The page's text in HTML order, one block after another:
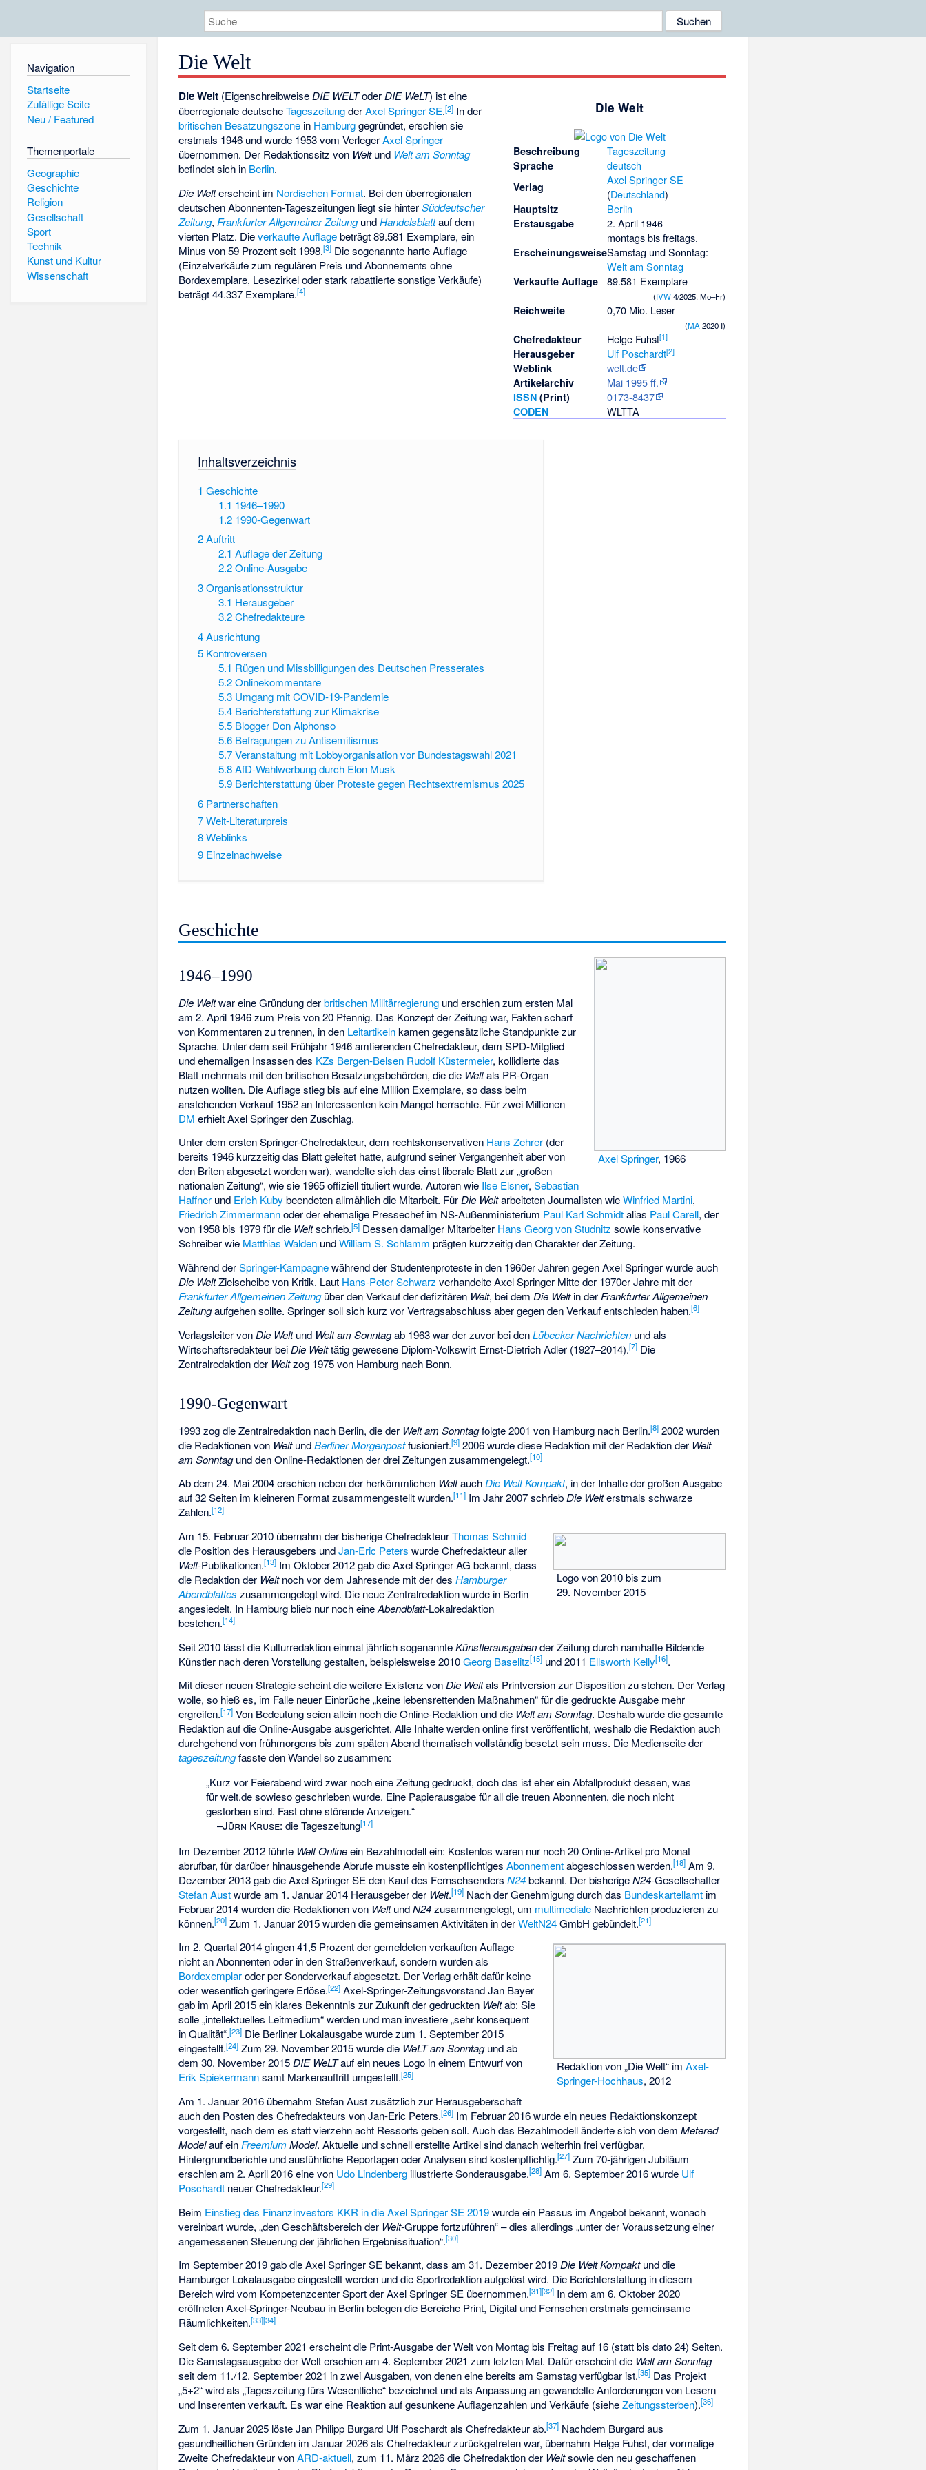
Navigation
Startseite
Zufällige Seite
Neu / Featured
Themenportale
Geographie
Geschichte
Religion
Gesellschaft
Sport
Technik
Kunst und Kultur
Wissenschaft
Die Welt
Die Welt
Beschreibung Tageszeitung
Sprache deutsch
Verlag
Axel Springer SE
(Deutschland)
Hauptsitz Berlin
Erstausgabe 2. April 1946
Erscheinungsweise
montags bis freitags,
Samstag und Sonntag:
Welt am Sonntag
Verkaufte Auflage 89.581 Exemplare
(IVW4/2025, Mo–Fr)
Reichweite 0,70 Mio. Leser
(MA 2020 I)
Chefredakteur Helge Fuhst[1]
Herausgeber Ulf Poschardt[2]
Weblink welt.de
Artikelarchiv Mai 1995 ff.
ISSN (Print) 0173-8437
CODEN WLTTA
Die Welt (EigenschreibweiseDIE WELToderDIE WeLT) ist eine
überregionale deutscheTageszeitungderAxel Springer SE.[2] In der
britischen Besatzungszone in Hamburggegründet, erschien sie
erstmals 1946 und wurde 1953 vom VerlegerAxel Springer
übernommen. Der Redaktionssitz von Weltund Welt am Sonntag
befindet sich in Berlin.
Die Welterscheint im Nordischen Format. Bei den überregionalen
deutschen Abonnenten-Tageszeitungen liegt sie hinterSüddeutscher
Zeitung, Frankfurter Allgemeiner ZeitungundHandelsblattauf dem
vierten Platz. Dieverkaufte Auflagebeträgt 89.581 Exemplare, ein
Minus von 59 Prozent seit 1998.[3] Die sogenannte harte Auflage
(Einzelverkäufe zum regulären Preis und Abonnements ohne
Bordexemplare, Lesezirkel oder stark rabattierte sonstige Verkäufe)
beträgt 44.337 Exemplare.[4]
Inhaltsverzeichnis
1 Geschichte
1.1 1946–1990
1.2 1990-Gegenwart
2Auftritt
2.1 Auflage der Zeitung
2.2 Online-Ausgabe
3Organisationsstruktur
3.1 Herausgeber
3.2 Chefredakteure
4Ausrichtung
5 Kontroversen
5.1 Rügen und Missbilligungen des Deutschen Presserates
5.2 Onlinekommentare
5.3 Umgang mit COVID-19-Pandemie
5.4 Berichterstattung zur Klimakrise
5.5 Blogger Don Alphonso
5.6 Befragungen zu Antisemitismus
5.7 Veranstaltung mit Lobbyorganisation vor Bundestagswahl 2021
5.8 AfD-Wahlwerbung durch Elon Musk
5.9 Berichterstattung über Proteste gegen Rechtsextremismus 2025
6 Partnerschaften
7Welt-Literaturpreis
8Weblinks
9 Einzelnachweise
Geschichte
Axel Springer, 1966
1946–1990
Die Weltwar eine Gründung derbritischen Militärregierung und erschien zum ersten Mal
am 2. April 1946 zum Preis von 20 Pfennig. Das Konzept der Zeitung war, Fakten scharf
von Kommentaren zu trennen, in den Leitartikelnkamen gegensätzliche Standpunkte zur
Sprache. Unter dem seit Frühjahr 1946 amtierenden Chefredakteur, dem SPD-Mitglied
und ehemaligen Insassen des KZs Bergen-Belsen Rudolf Küstermeier, kollidierte das
Blatt mehrmals mit den britischen Besatzungsbehörden, die die Weltals PR-Organ
nutzen wollten. Die Auflage stieg bis auf eine Million Exemplare, so dass beim
anstehenden Verkauf 1952 an Interessenten kein Mangel herrschte. Für zwei Millionen
DM erhielt Axel Springer den Zuschlag.
Unter dem ersten Springer-Chefredakteur, dem rechtskonservativen Hans Zehrer (der
bereits 1946 kurzzeitig das Blatt geleitet hatte, aufgrund seiner Vergangenheit aber von
den Briten abgesetzt worden war), wandelte sich das einst liberale Blatt zur „großen
nationalen Zeitung“, wie sie 1965 offiziell tituliert wurde. Autoren wie Ilse Elsner,Sebastian
Haffner und Erich Kuby beendeten allmählich die Mitarbeit. FürDie Weltarbeiteten Journalisten wieWinfried Martini,
Friedrich Zimmermannoder der ehemalige Pressechef im NS-Außenministerium Paul Karl Schmidtalias Paul Carell, der
von 1958 bis 1979 für die Weltschrieb.[5] Dessen damaliger Mitarbeiter Hans Georg von Studnitz sowie konservative
Schreiber wie Matthias Walden undWilliam S. Schlamm prägten kurzzeitig den Charakter der Zeitung.
Während derSpringer-Kampagnewährend der Studentenproteste in den 1960er Jahren gegen Axel Springer wurde auch
Die WeltZielscheibe von Kritik. Laut Hans-Peter Schwarz verhandelte Axel Springer Mitte der 1970er Jahre mit der
Frankfurter Allgemeinen Zeitungüber den Verkauf der defizitären Welt, bei demDie Weltin der Frankfurter Allgemeinen
Zeitungaufgehen sollte. Springer soll sich kurz vor Vertragsabschluss aber gegen den Verkauf entschieden haben.[6]
Verlagsleiter vonDie Weltund Welt am Sonntagab 1963 war der zuvor bei denLübecker Nachrichten und als
Wirtschaftsredakteur beiDie Welttätig gewesene Diplom-Volkswirt Ernst-Dietrich Adler (1927–2014).[7] Die
Zentralredaktion der Weltzog 1975 von Hamburg nach Bonn.
1990-Gegenwart
1993 zog die Zentralredaktion nach Berlin, die der Welt am Sonntagfolgte 2001 von Hamburg nach Berlin.[8] 2002 wurden
die Redaktionen von WeltundBerliner Morgenpostfusioniert.[9] 2006 wurde diese Redaktion mit der Redaktion der Welt
am Sonntagund den Online-Redaktionen der drei Zeitungen zusammengelegt.[10]
Ab dem 24. Mai 2004 erschien neben der herkömmlichen WeltauchDie Welt Kompakt, in der Inhalte der großen Ausgabe
auf 32 Seiten im kleineren Format zusammengestellt wurden.[11] Im Jahr 2007 schriebDie Welterstmals schwarze
Zahlen.[12]
Logo von 2010 bis zum
29. November 2015
Am 15. Februar 2010 übernahm der bisherige ChefredakteurThomas Schmid
die Position des Herausgebers undJan-Eric Peters wurde Chefredakteur aller
Welt-Publikationen.[13] Im Oktober 2012 gab die Axel Springer AG bekannt, dass
die Redaktion der Weltnoch vor dem Jahresende mit der desHamburger
Abendblattes zusammengelegt wird. Die neue Zentralredaktion wurde in Berlin
angesiedelt. In Hamburg blieb nur noch eineAbendblatt-Lokalredaktion
bestehen.[14]
Seit 2010 lässt die Kulturredaktion einmal jährlich sogenannteKünstlerausgabender Zeitung durch namhafte Bildende
Künstler nach deren Vorstellung gestalten, beispielsweise 2010Georg Baselitz[15] und 2011 Ellsworth Kelly[16].
Mit dieser neuen Strategie scheint die weitere Existenz vonDie Weltals Printversion zur Disposition zu stehen. Der Verlag
wolle, so hieß es, im Falle neuer Einbrüche „keine lebensrettenden Maßnahmen“ für die gedruckte Ausgabe mehr
ergreifen.[17] Von Bedeutung seien allein noch die Online-Redaktion und die Welt am Sonntag. Deshalb wurde die gesamte
Redaktion auf die Online-Ausgabe ausgerichtet. Alle Inhalte werdenonline firstveröffentlicht, weshalb die Redaktion auch
durchgehend von frühmorgens bis zum späten Abend thematisch vollständig besetzt sein muss. Die Medienseite der
tageszeitungfasste den Wandel so zusammen:
„Kurz vor Feierabend wird zwar noch eine Zeitung gedruckt, doch das ist eher ein Abfallprodukt dessen, was
für welt.de sowieso geschrieben wurde. Eine Papierausgabe für all die treuen Abonnenten, die noch nicht
gestorben sind. Fast ohne störende Anzeigen.“
–Jürn Kruse: die Tageszeitung[17]
Im Dezember 2012 führte Welt Onlineein Bezahlmodell ein: Kostenlos waren nur noch 20 Online-Artikel pro Monat
abrufbar, für darüber hinausgehende Abrufe musste ein kostenpflichtigesAbonnementabgeschlossen werden.[18] Am 9.
Dezember 2013 gab die Axel Springer SE den Kauf des FernsehsendersN24bekannt. Der bisherigeN24-Gesellschafter
Stefan Austwurde am 1. Januar 2014 Herausgeber der Welt.[19] Nach der Genehmigung durch das Bundeskartellamt im
Februar 2014 wurden die Redaktionen von WeltundN24zusammengelegt, um multimediale Nachrichten produzieren zu
können.[20] Zum 1. Januar 2015 wurden die gemeinsamen Aktivitäten in derWeltN24GmbH gebündelt.[21]
Redaktion von „Die Welt“ imAxel-
Springer-Hochhaus, 2012
Im 2. Quartal 2014 gingen 41,5 Prozent der gemeldeten verkauften Auflage
nicht an Abonnenten oder in den Straßenverkauf, sondern wurden als
Bordexemplaroder per Sonderverkauf abgesetzt. Der Verlag erhält dafür keine
oder wesentlich geringere Erlöse.[22] Axel-Springer-ZeitungsvorstandJan Bayer
gab im April 2015 ein klares Bekenntnis zur Zukunft der gedruckten Weltab: Sie
solle „intellektuelles Leitmedium“ werden und man investiere „sehr konsequent
in Qualität“.[23] Die Berliner Lokalausgabe wurde zum 1. September 2015
eingestellt.[24] Zum 29. November 2015 wurde die WeLT am Sonntagund ab
dem 30. November 2015DIE WeLTauf ein neues Logo in einem Entwurf von
Erik Spiekermannsamt Markenauftritt umgestellt.[25]
Am 1. Januar 2016 übernahm Stefan Aust zusätzlich zur Herausgeberschaft
auch den Posten des Chefredakteurs von Jan-Eric Peters.[26] Im Februar 2016 wurde ein neues Redaktionskonzept
vorgestellt, nach dem es statt vierzehn acht Ressorts geben soll. Auch das Bezahlmodell änderte sich von demMetered
Modelauf ein Freemium Model. Aktuelle und schnell erstellte Artikel sind danach weiterhin frei verfügbar,
Hintergrundberichte und ausführliche Reportagen oder Analysen sind kostenpflichtig.[27] Zum 70-jährigen Jubiläum
erschien am 2. April 2016 eine von Udo Lindenberg illustrierte Sonderausgabe.[28] Am 6. September 2016 wurde Ulf
Poschardt neuer Chefredakteur.[29]
Beim Einstieg des Finanzinvestors KKR in die Axel Springer SE 2019wurde ein Passus im Angebot bekannt, wonach
vereinbart wurde, „den Geschäftsbereich der Welt-Gruppe fortzuführen“ – dies allerdings „unter der Voraussetzung einer
angemessenen Steuerung der jährlichen Ergebnissituation“.[30]
Im September 2019 gab die Axel Springer SE bekannt, dass am 31. Dezember 2019Die Welt Kompaktund die
Hamburger Lokalausgabe eingestellt werden und die Sportredaktion aufgelöst wird. Die Berichterstattung in diesem
Bereich wird vom Kompetenzcenter Sport der Axel Springer SE übernommen.[31][32] In dem am 6. Oktober 2020
eröffneten Axel-Springer-Neubau in Berlin belegen die Bereiche Print, Digital und Fernsehen erstmals gemeinsame
Räumlichkeiten.[33][34]
Seit dem 6. September 2021 erscheint die Print-Ausgabe der Welt von Montag bis Freitag auf 16 (statt bis dato 24) Seiten.
Die Samstagsausgabe der Welt erschien am 4. September 2021 zum letzten Mal. Dafür erscheint die Welt am Sonntag
seit dem 11./12. September 2021 in zwei Ausgaben, von denen eine bereits am Samstag verfügbar ist.[35] Das Projekt
„5+2“ wird als „Tageszeitung fürs Wesentliche“ bezeichnet und als Anpassung an gewandelte Anforderungen von Lesern
und Inserenten verkauft. Es war eine Reaktion auf gesunkene Auflagenzahlen und Verkäufe (sieheZeitungssterben).[36]
Zum 1. Januar 2025 lösteJan Philipp Burgard Ulf Poschardt als Chefredakteur ab.[37] Nachdem Burgard aus
gesundheitlichen Gründen im Januar 2026 als Chefredakteur zurückgetreten war, übernahm Helge Fuhst, der vormalige
Zweite Chefredakteur vonARD-aktuell, zum 11. März 2026 die Chefredaktion der Weltsowie den neu geschaffenen